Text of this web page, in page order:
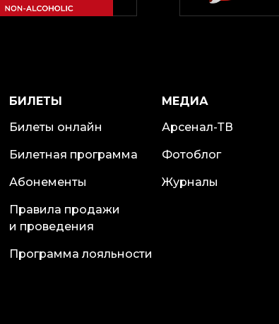
БИЛЕТЫ
Билеты онлайн
Билетная программа
Абонементы
Правила продажи
и проведения
Программа лояльности
МЕДИА
Арсенал-ТВ
Фотоблог
Журналы